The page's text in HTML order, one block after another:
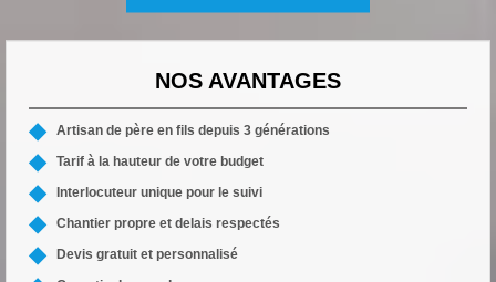
NOS AVANTAGES
Artisan de père en fils depuis 3 générations
Tarif à la hauteur de votre budget
Interlocuteur unique pour le suivi
Chantier propre et delais respectés
Devis gratuit et personnalisé